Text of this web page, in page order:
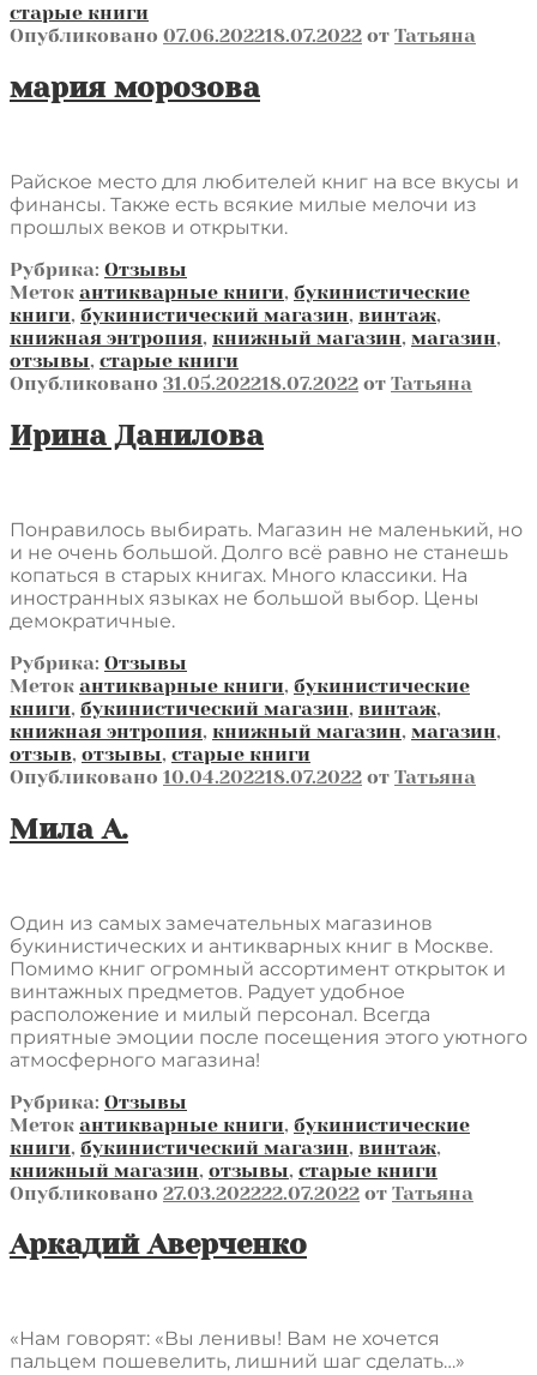
старые книги
Опубликовано 07.06.202218.07.2022 от Татьяна
мария морозова
Райское место для любителей книг на все вкусы и
финансы. Также есть всякие милые мелочи из
прошлых веков и открытки.
Рубрика: Отзывы
Меток антикварные книги, букинистические
книги, букинистический магазин, винтаж,
книжная энтропия, книжный магазин, магазин,
отзывы, старые книги
Опубликовано 31.05.202218.07.2022 от Татьяна
Ирина Данилова
Понравилось выбирать. Магазин не маленький, но
и не очень большой. Долго всё равно не станешь
копаться в старых книгах. Много классики. На
иностранных языках не большой выбор. Цены
демократичные.
Рубрика: Отзывы
Меток антикварные книги, букинистические
книги, букинистический магазин, винтаж,
книжная энтропия, книжный магазин, магазин,
отзыв, отзывы, старые книги
Опубликовано 10.04.202218.07.2022 от Татьяна
Мила А.
Один из самых замечательных магазинов
букинистических и антикварных книг в Москве.
Помимо книг огромный ассортимент открыток и
винтажных предметов. Радует удобное
расположение и милый персонал. Всегда
приятные эмоции после посещения этого уютного
атмосферного магазина!
Рубрика: Отзывы
Меток антикварные книги, букинистические
книги, букинистический магазин, винтаж,
книжный магазин, отзывы, старые книги
Опубликовано 27.03.202222.07.2022 от Татьяна
Аркадий Аверченко
«Нам говорят: «Вы ленивы! Вам не хочется
пальцем пошевелить, лишний шаг сделать…»